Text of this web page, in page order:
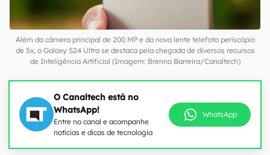
Além da câmera principal de 200 MP e da nova lente telefoto periscópio
de 5x, o Galaxy S24 Ultra se destaca pela chegada de diversos recursos
de Inteligência Artificial (Imagem: Brenno Barreira/Canaltech)
O Canaltech está no
WhatsApp!
Entre no canal e acompanhe
notícias e dicas de tecnologia
WhatsApp